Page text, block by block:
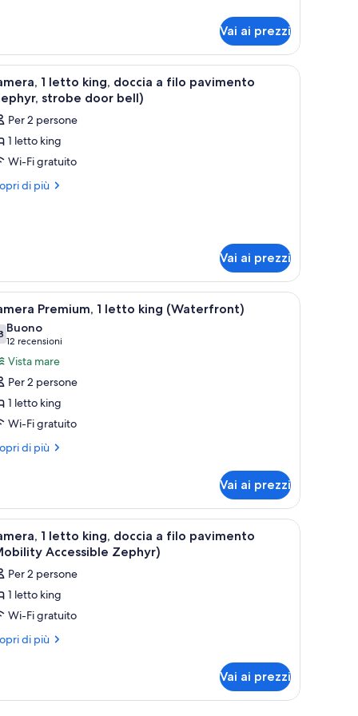
Vai ai prezzi
una porta e una finestra.Una camera d'albergo con un letto, un
5
1 letto king, doccia a filo pavimento
strobe door bell)
Per 2 persone
1 letto king
Wi-Fi gratuito
di più
Vai ai prezzi
una porta e una finestra.Una camera d'albergo con un letto grande,
6 Premium, 1 letto king (Waterfront)
su 10
Buono
12 recensioni
(12
recensioni)
Vista mare
Per 2 persone
1 letto king
Wi-Fi gratuito
di più
Vai ai prezzi
a doppio strato Una camera d'albergo con un letto, un
5
1 letto king, doccia a filo pavimento
Accessible Zephyr)
Per 2 persone
1 letto king
Wi-Fi gratuito
di più
Vai ai prezzi